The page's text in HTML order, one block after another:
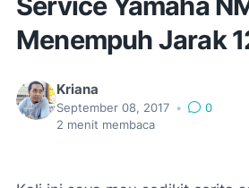
Menempuh Jarak
Kriana
September 08, 2017 •
0
2 menit membaca